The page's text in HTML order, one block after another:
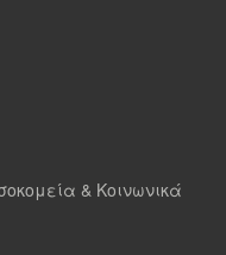
& Κοινωνικά